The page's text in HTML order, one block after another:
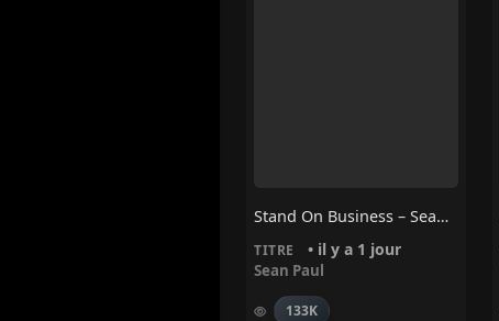
Stand On Business – Sean Paul
TITRE • il y a 1 jour
Sean Paul
133K